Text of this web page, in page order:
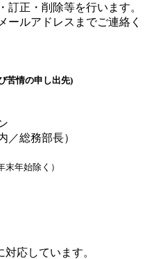
訂正・削除等を行います。
ールアドレスまでご連絡く
苦情の申し出先)
／総務部長）
年始除く）
応しています。